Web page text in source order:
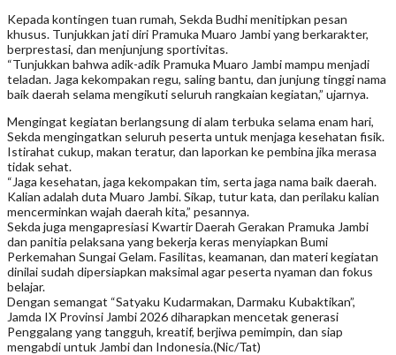
Kepada kontingen tuan rumah, Sekda Budhi menitipkan pesan
khusus. Tunjukkan jati diri Pramuka Muaro Jambi yang berkarakter,
berprestasi, dan menjunjung sportivitas.
“Tunjukkan bahwa adik-adik Pramuka Muaro Jambi mampu menjadi
teladan. Jaga kekompakan regu, saling bantu, dan junjung tinggi nama
baik daerah selama mengikuti seluruh rangkaian kegiatan,” ujarnya.
Mengingat kegiatan berlangsung di alam terbuka selama enam hari,
Sekda mengingatkan seluruh peserta untuk menjaga kesehatan fisik.
Istirahat cukup, makan teratur, dan laporkan ke pembina jika merasa
tidak sehat.
“Jaga kesehatan, jaga kekompakan tim, serta jaga nama baik daerah.
Kalian adalah duta Muaro Jambi. Sikap, tutur kata, dan perilaku kalian
mencerminkan wajah daerah kita,” pesannya.
Sekda juga mengapresiasi Kwartir Daerah Gerakan Pramuka Jambi
dan panitia pelaksana yang bekerja keras menyiapkan Bumi
Perkemahan Sungai Gelam. Fasilitas, keamanan, dan materi kegiatan
dinilai sudah dipersiapkan maksimal agar peserta nyaman dan fokus
belajar.
Dengan semangat “Satyaku Kudarmakan, Darmaku Kubaktikan”,
Jamda IX Provinsi Jambi 2026 diharapkan mencetak generasi
Penggalang yang tangguh, kreatif, berjiwa pemimpin, dan siap
mengabdi untuk Jambi dan Indonesia.(Nic/Tat)